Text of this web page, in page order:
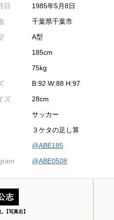
日
1985年5月8日
千葉県千葉市
A型
185cm
75kg
B:92 W:88 H:97
ズ
28cm
サッカー
３ケタの足し算
@ABE185
@ABE0508
志
【写真右】